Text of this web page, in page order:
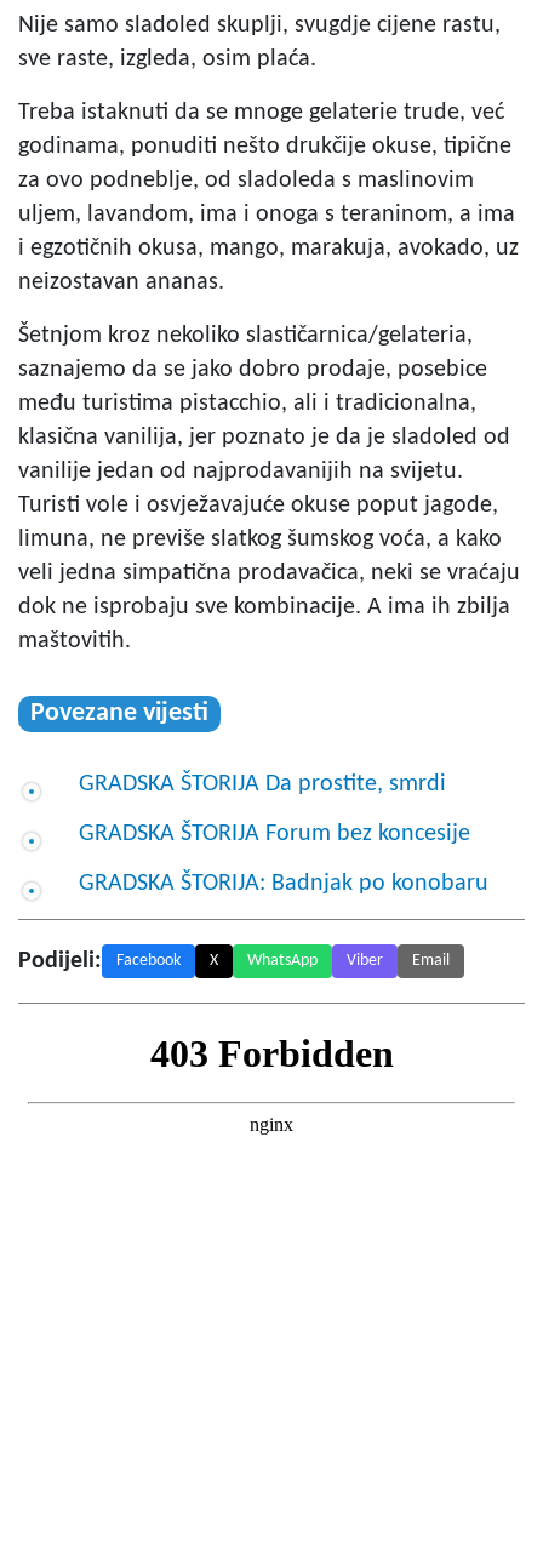
Nije samo sladoled skuplji, svugdje cijene rastu,
sve raste, izgleda, osim plaća.
Treba istaknuti da se mnoge gelaterie trude, već
godinama, ponuditi nešto drukčije okuse, tipične
za ovo podneblje, od sladoleda s maslinovim
uljem, lavandom, ima i onoga s teraninom, a ima
i egzotičnih okusa, mango, marakuja, avokado, uz
neizostavan ananas.
Šetnjom kroz nekoliko slastičarnica/gelateria,
saznajemo da se jako dobro prodaje, posebice
među turistima pistacchio, ali i tradicionalna,
klasična vanilija, jer poznato je da je sladoled od
vanilije jedan od najprodavanijih na svijetu.
Turisti vole i osvježavajuće okuse poput jagode,
limuna, ne previše slatkog šumskog voća, a kako
veli jedna simpatična prodavačica, neki se vraćaju
dok ne isprobaju sve kombinacije. A ima ih zbilja
maštovitih.
Povezane vijesti
GRADSKA ŠTORIJA Da prostite, smrdi
GRADSKA ŠTORIJA Forum bez koncesije
GRADSKA ŠTORIJA: Badnjak po konobaru
Podijeli: Facebook X WhatsApp Viber Email